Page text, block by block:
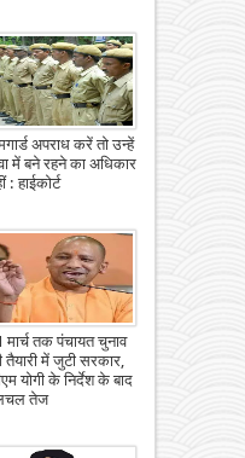
अपराध करें तो उन्हें
में बने रहने का अधिकार
: हाईकोर्ट
मार्च तक पंचायत चुनाव
तैयारी में जुटी सरकार,
योगी के निर्देश के बाद
तेज